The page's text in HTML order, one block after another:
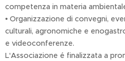
competenza in materia
• Organizzazione di convegni,
culturali, agronomiche e
e videoconferenze.
L'Associazione é finalizzata a